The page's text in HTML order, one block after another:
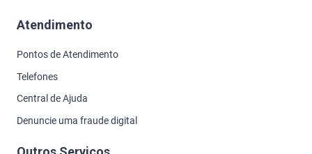
Atendimento
Pontos de Atendimento
Telefones
Central de Ajuda
Denuncie uma fraude digital